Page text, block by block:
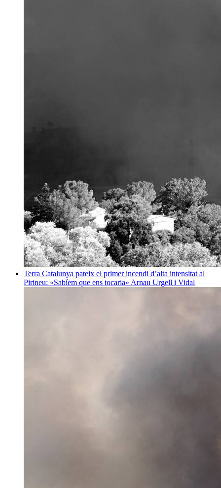
Terra Catalunya pateix el primer incendi d’alta intensitat al
Pirineu: «Sabíem que ens tocaria» Arnau Urgell i Vidal